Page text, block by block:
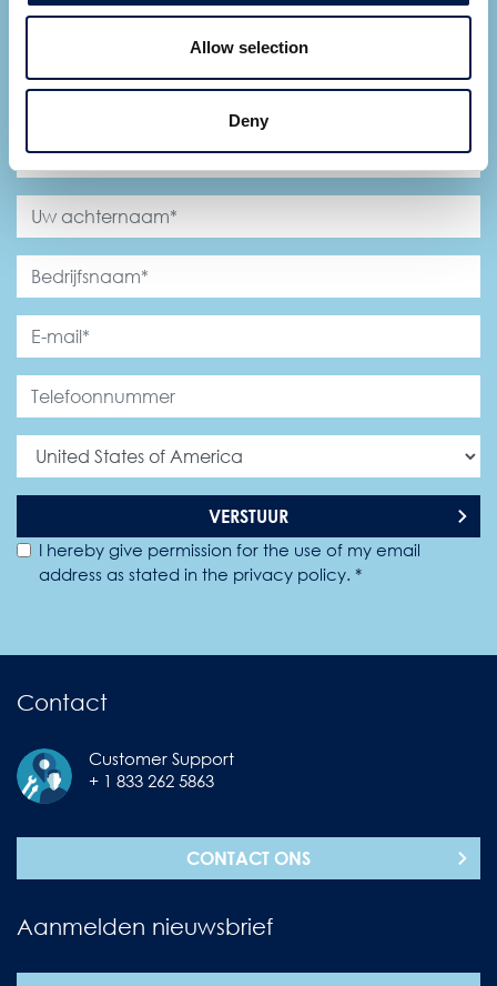
Allow selection
Deny
VERSTUUR
I hereby give permission for the use of my email
address as stated in the privacy policy. *
Contact
Customer Support
+ 1 833 262 5863
CONTACT ONS
Aanmelden nieuwsbrief